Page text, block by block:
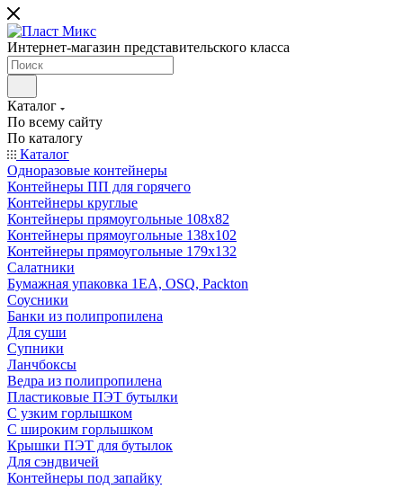
Интернет-магазин представительского класса
Каталог
По всему сайту
По каталогу
Каталог
Одноразовые контейнеры
Контейнеры ПП для горячего
Контейнеры круглые
Контейнеры прямоугольные 108х82
Контейнеры прямоугольные 138х102
Контейнеры прямоугольные 179х132
Салатники
Бумажная упаковка 1ЕА, OSQ, Packton
Соусники
Банки из полипропилена
Для суши
Супники
Ланчбоксы
Ведра из полипропилена
Пластиковые ПЭТ бутылки
С узким горлышком
С широким горлышком
Крышки ПЭТ для бутылок
Для сэндвичей
Контейнеры под запайку